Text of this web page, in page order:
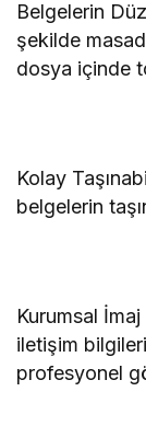
Belgelerin
şekilde
dosya içinde
Kolay
belgelerin
Kurumsal
iletişim
profesyonel